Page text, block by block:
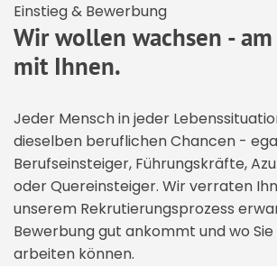
Wir wollen wachsen -
mit Ihnen.
Einstieg & Bewerbung
Jeder Mensch in jeder
dieselben beruflichen Chancen -
Berufseinsteiger, Führungskräfte,
oder Quereinsteiger. Wir verraten
unserem Rekrutierungsprozess
Bewerbung gut ankommt und wo Sie
arbeiten können.